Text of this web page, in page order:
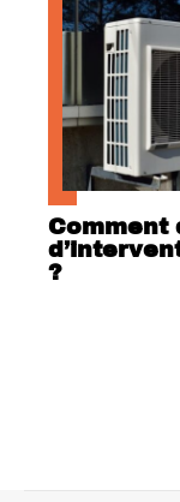
Comment
?